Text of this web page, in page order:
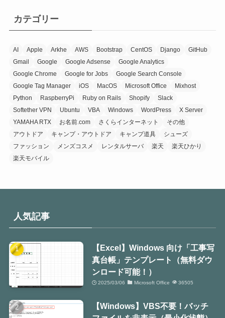
カテゴリー
AI Apple Arkhe AWS Bootstrap CentOS Django
GitHub
Gmail
Google Google Adsense
Google Analytics
Google Chrome
Google for Jobs
Google Search Console
Google Tag Manager
iOS MacOS Microsoft Office
Mixhost
Python
RaspberryPi Ruby on Rails Shopify
Slack
Softether VPN
Ubuntu VBA Windows WordPress
X Server
YAMAHA RTX
お名前.com さくらインターネット
その他
アウトドア
キャンプ・アウトドア キャンプ道具
シューズ
ファッション
メンズコスメ レンタルサーバ 楽天
楽天ひかり
楽天モバイル
人気記事
【Excel】Windows 向け「工事写
真台帳」テンプレート（無料ダウ
ンロード可能！）
2025/03/06 Microsoft Office 36505
【Windows】VBS不要！バッチ